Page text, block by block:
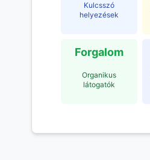
Kulcsszó
helyezések
Forgalom
Organikus
látogatók